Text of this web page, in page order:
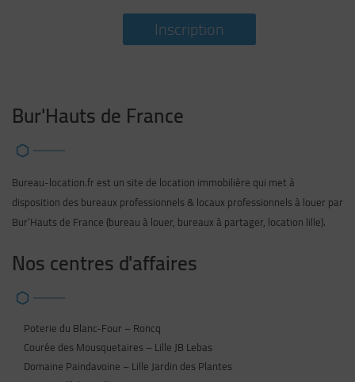
Bur'Hauts de France
Bureau-location.fr est un site de location immobilière qui met à
disposition des bureaux professionnels & locaux professionnels à louer par
Bur’Hauts de France (bureau à louer, bureaux à partager, location lille).
Nos centres d'affaires
Poterie du Blanc-Four – Roncq
Courée des Mousquetaires – Lille JB Lebas
Domaine Paindavoine – Lille Jardin des Plantes